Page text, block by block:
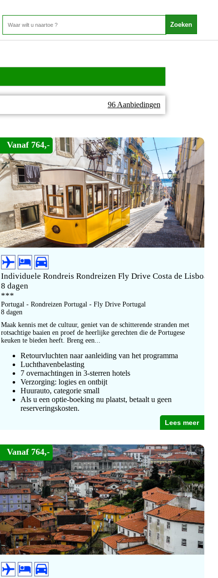
96 Aanbiedingen
Vanaf 764,-
Individuele Rondreis Rondreizen Fly Drive Costa de Lisboa
8 dagen
***
Portugal - Rondreizen Portugal - Fly Drive Portugal
8 dagen
Maak kennis met de cultuur, geniet van de schitterende stranden met
rotsachtige baaien en proef de heerlijke gerechten die de Portugese
keuken te bieden heeft. Breng een...
Retourvluchten naar aanleiding van het programma
Luchthavenbelasting
7 overnachtingen in 3-sterren hotels
Verzorging: logies en ontbijt
Huurauto, categorie small
Als u een optie-boeking nu plaatst, betaalt u geen
reserveringskosten.
Lees meer
Vanaf 764,-